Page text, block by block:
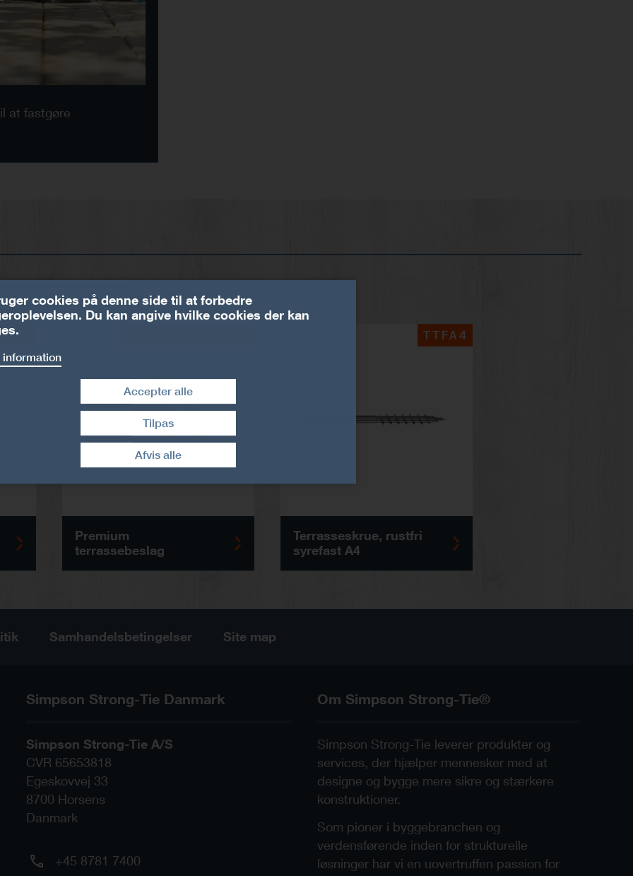
at fastgøre
Viser 1 - 3 af 3
Premium
terrassebeslag
TTFA4
Terrasseskrue, rustfri
syrefast A4
Samhandelsbetingelser Site map
Om Simpson Strong-Tie®
Simpson Strong-Tie leverer produkter og
services, der hjælper mennesker med at
designe og bygge mere sikre og stærkere
konstruktioner.
Som pioner i byggebranchen og
verdensførende inden for strukturelle
løsninger har vi en uovertruffen passion for
Simpson Strong-Tie Danmark
Simpson Strong-Tie A/S
CVR 65653818
Egeskovvej 33
8700 Horsens
Danmark
+45 8781 7400
cookies på denne side til at forbedre
Du kan angive hvilke cookies der kan
information
Afvis alle
Accepter alle
Træk samtykke tilbage
Tilpas